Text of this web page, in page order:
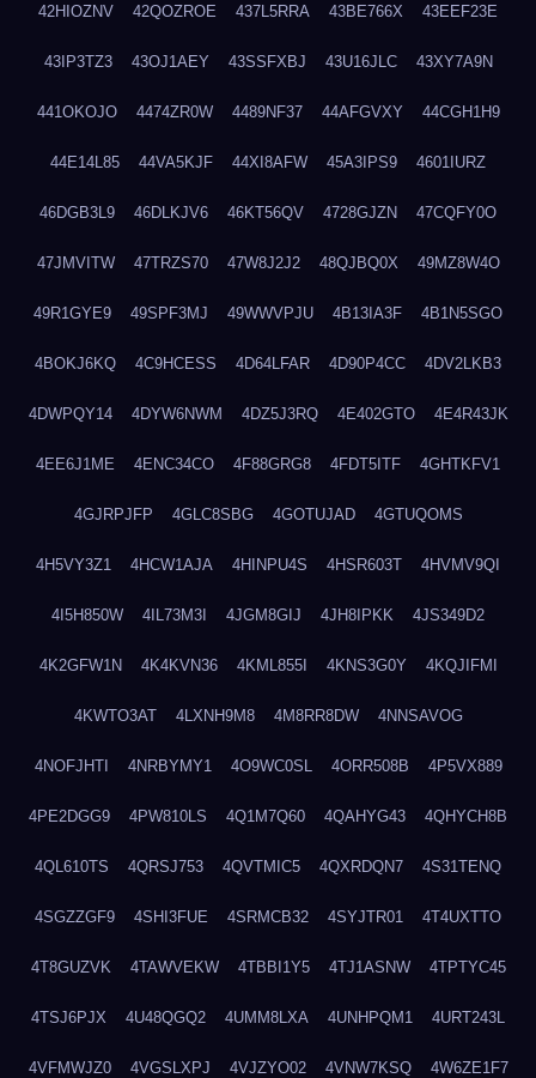
42HIOZNV 42QOZROE 437L5RRA 43BE766X 43EEF23E
43IP3TZ3 43OJ1AEY 43SSFXBJ 43U16JLC 43XY7A9N
441OKOJO 4474ZR0W 4489NF37 44AFGVXY 44CGH1H9
44E14L85 44VA5KJF 44XI8AFW 45A3IPS9 4601IURZ
46DGB3L9 46DLKJV6 46KT56QV 4728GJZN 47CQFY0O
47JMVITW 47TRZS70 47W8J2J2 48QJBQ0X 49MZ8W4O
49R1GYE9 49SPF3MJ 49WWVPJU 4B13IA3F 4B1N5SGO
4BOKJ6KQ 4C9HCESS 4D64LFAR 4D90P4CC 4DV2LKB3
4DWPQY14 4DYW6NWM 4DZ5J3RQ 4E402GTO 4E4R43JK
4EE6J1ME 4ENC34CO 4F88GRG8 4FDT5ITF 4GHTKFV1
4GJRPJFP 4GLC8SBG 4GOTUJAD 4GTUQOMS
4H5VY3Z1 4HCW1AJA 4HINPU4S 4HSR603T 4HVMV9QI
4I5H850W 4IL73M3I 4JGM8GIJ 4JH8IPKK 4JS349D2
4K2GFW1N 4K4KVN36 4KML855I 4KNS3G0Y 4KQJIFMI
4KWTO3AT 4LXNH9M8 4M8RR8DW 4NNSAVOG
4NOFJHTI 4NRBYMY1 4O9WC0SL 4ORR508B 4P5VX889
4PE2DGG9 4PW810LS 4Q1M7Q60 4QAHYG43 4QHYCH8B
4QL610TS 4QRSJ753 4QVTMIC5 4QXRDQN7 4S31TENQ
4SGZZGF9 4SHI3FUE 4SRMCB32 4SYJTR01 4T4UXTTO
4T8GUZVK 4TAWVEKW 4TBBI1Y5 4TJ1ASNW 4TPTYC45
4TSJ6PJX 4U48QGQ2 4UMM8LXA 4UNHPQM1 4URT243L
4VFMWJZ0 4VGSLXPJ 4VJZYO02 4VNW7KSQ 4W6ZE1F7